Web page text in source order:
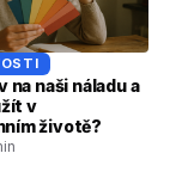
na naši náladu a
v
životě?